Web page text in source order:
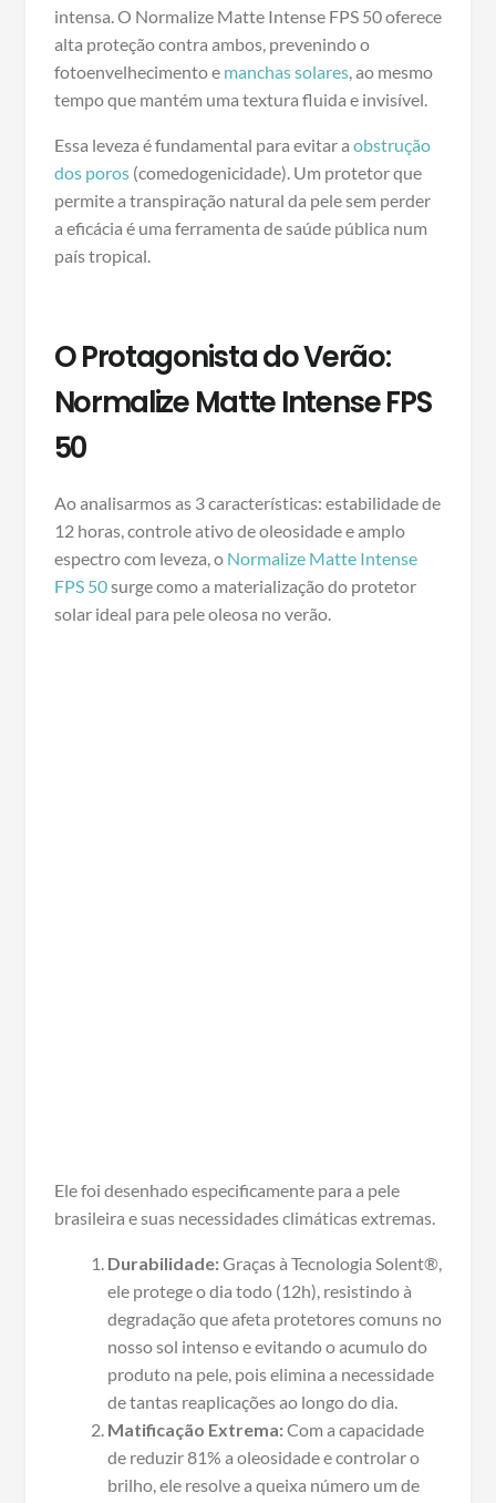
intensa. O Normalize Matte Intense FPS 50 oferece
alta proteção contra ambos, prevenindo o
fotoenvelhecimento e manchas solares, ao mesmo
tempo que mantém uma textura fluida e invisível.
Essa leveza é fundamental para evitar a obstrução
dos poros(comedogenicidade). Um protetor que
permite a transpiração natural da pele sem perder
a eficácia é uma ferramenta de saúde pública num
país tropical.
O Protagonista do Verão:
Normalize Matte Intense FPS
50
Ao analisarmos as 3 características: estabilidade de
12 horas, controle ativo de oleosidade e amplo
espectro com leveza, o Normalize Matte Intense
FPS 50surge como a materialização do protetor
solar ideal para pele oleosa no verão.
Ele foi desenhado especificamente para a pele
brasileira e suas necessidades climáticas extremas.
Durabilidade:Graças à Tecnologia Solent®,
ele protege o dia todo (12h), resistindo à
degradação que afeta protetores comuns no
nosso sol intenso e evitando o acumulo do
produto na pele, pois elimina a necessidade
de tantas reaplicações ao longo do dia.
Matificação Extrema:Com a capacidade
de reduzir 81% a oleosidade e controlar o
brilho, ele resolve a queixa número um de